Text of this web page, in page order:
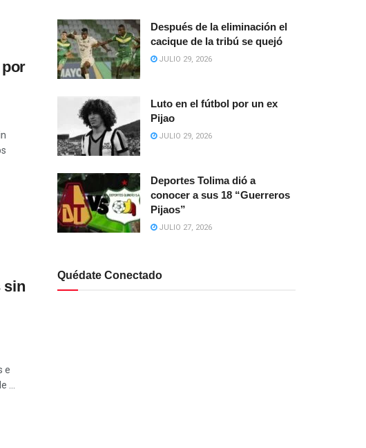
sin
e
Después de la eliminación el
cacique de la tribú se quejó
JULIO 29, 2026
Luto en el fútbol por un ex
Pijao
JULIO 29, 2026
Deportes Tolima dió a
conocer a sus 18 “Guerreros
Pijaos”
JULIO 27, 2026
Quédate Conectado